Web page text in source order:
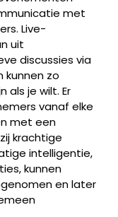
met
Live-
uit
discussies via
kunnen zo
als je wilt. Er
vanaf elke
met een
krachtige
intelligentie,
kunnen
en later